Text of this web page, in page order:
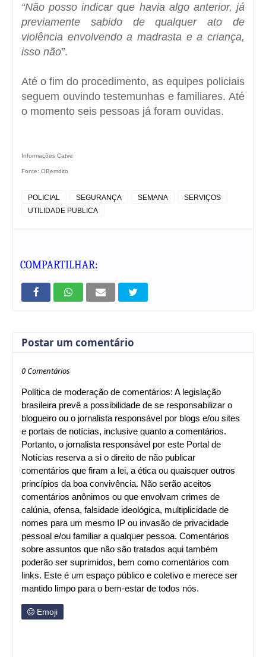
“Não posso indicar que havia algo anterior, já
previamente sabido de qualquer ato de
violência envolvendo a madrasta e a criança,
isso não”.
Até o fim do procedimento, as equipes policiais
seguem ouvindo testemunhas e familiares. Até
o momento seis pessoas já foram ouvidas.
Informações Catve
Fonte: OBemdito
POLICIAL SEGURANÇA SEMANA
SERVIÇOS
UTILIDADE PUBLICA
COMPARTILHAR:
Postar um comentário
0 Comentários
Política de moderação de comentários: A legislação
brasileira prevê a possibilidade de se responsabilizar o
blogueiro ou o jornalista responsável por blogs e/ou sites
e portais de notícias, inclusive quanto a comentários.
Portanto, o jornalista responsável por este Portal de
Notícias reserva a si o direito de não publicar
comentários que firam a lei, a ética ou quaisquer outros
princípios da boa convivência. Não serão aceitos
comentários anônimos ou que envolvam crimes de
calúnia, ofensa, falsidade ideológica, multiplicidade de
nomes para um mesmo IP ou invasão de privacidade
pessoal e/ou familiar a qualquer pessoa. Comentários
sobre assuntos que não são tratados aqui também
poderão ser suprimidos, bem como comentários com
links. Este é um espaço público e coletivo e merece ser
mantido limpo para o bem-estar de todos nós.
Emoji